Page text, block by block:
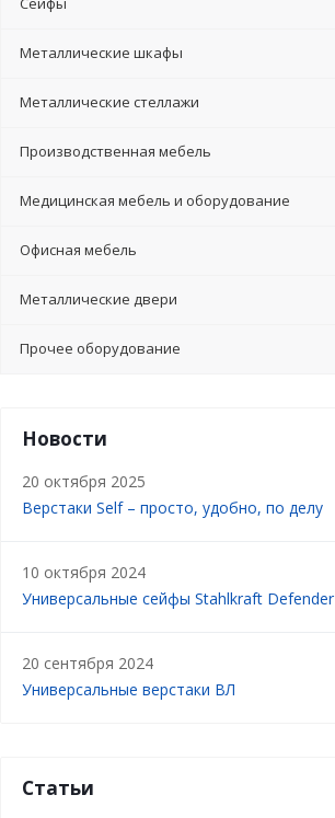
Металлические шкафы
Металлические стеллажи
Производственная мебель
Медицинская мебель и оборудование
Офисная мебель
Металлические двери
Прочее оборудование
Новости
20 октября 2025
Верстаки Self – просто, удобно, по делу
10 октября 2024
Универсальные сейфы Stahlkraft Defender
20 сентября 2024
Универсальные верстаки ВЛ
Статьи